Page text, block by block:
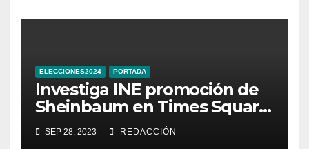
ELECCIONES2024 PORTADA
Investiga INE promoción de
Sheinbaum en Times Square
de Nueva York
SEP 28, 2023 REDACCIÓN